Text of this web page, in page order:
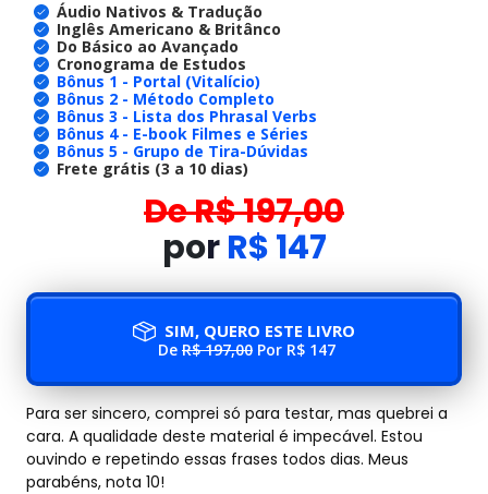
Áudio Nativos & Tradução
Inglês Americano & Britânco
Do Básico ao Avançado
Cronograma de Estudos
Bônus 1 - Portal (Vitalício)
Bônus 2 - Método Completo
Bônus 3 - Lista dos Phrasal Verbs
Bônus 4 - E-book Filmes e Séries
Bônus 5 - Grupo de Tira-Dúvidas
Frete grátis (3 a 10 dias)
De R$ 197,00
porR$ 147
SIM, QUERO ESTE LIVRO
De R$ 197,00 Por R$ 147
Para ser sincero, comprei só para testar, mas quebrei a
cara. A qualidade deste material é impecável. Estou
ouvindo e repetindo essas frases todos dias. Meus
parabéns, nota 10!